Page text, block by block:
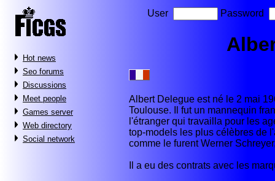
Hot news
Seo forums
Discussions
Meet people
Games server
Web directory
Social network
User Password
Albert Delegue est né le 2 mai
Toulouse. Il fut un mannequin
l'étranger qui travailla pour les
top-models les plus célèbres de
comme le furent Werner
Il a eu des contrats avec les